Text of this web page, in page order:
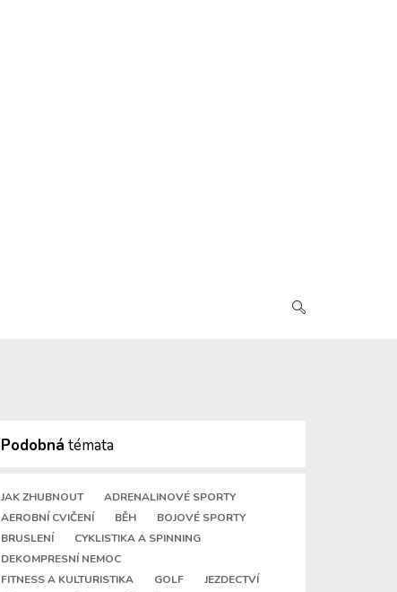
Podobná témata
JAK ZHUBNOUT
ADRENALINOVÉ SPORTY
AEROBNÍ CVIČENÍ
BĚH
BOJOVÉ SPORTY
BRUSLENÍ
CYKLISTIKA A SPINNING
DEKOMPRESNÍ NEMOC
FITNESS A KULTURISTIKA
GOLF
JEZDECTVÍ